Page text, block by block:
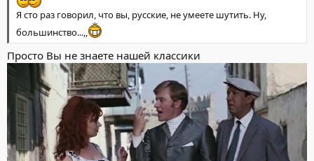
Я сто раз говорил, что вы, русские, не умеете шутить. Ну,
большинство...,,
Просто Вы не знаете нашей классики